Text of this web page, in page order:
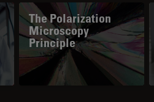
The Polarization
Microscopy
Principle